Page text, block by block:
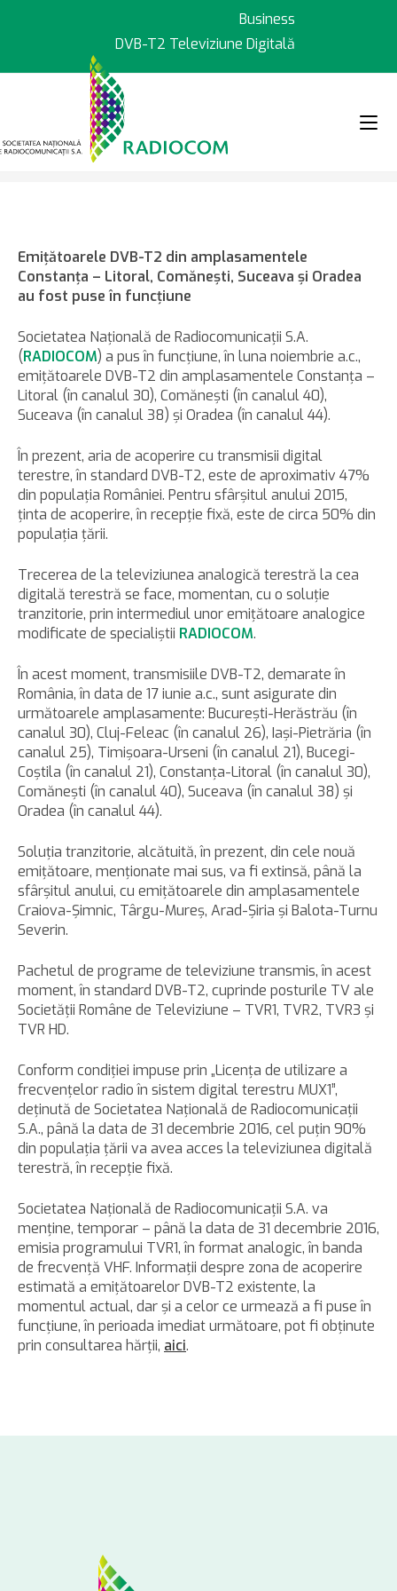
Business
DVB-T2 Televiziune Digitală
> Știri
Emiţătoarele DVB-T2 din amplasamentele
Constanţa – Litoral, Comăneşti, Suceava şi Oradea
au fost puse în funcţiune
Societatea Naţională de Radiocomunicaţii S.A.
(RADIOCOM) a pus în funcţiune, în luna noiembrie a.c.,
emiţătoarele DVB-T2 din amplasamentele Constanţa –
Litoral (în canalul 30), Comăneşti (în canalul 40),
Suceava (în canalul 38) şi Oradea (în canalul 44).
În prezent, aria de acoperire cu transmisii digital
terestre, în standard DVB-T2, este de aproximativ 47%
din populaţia României. Pentru sfârşitul anului 2015,
ţinta de acoperire, în recepţie fixă, este de circa 50% din
populaţia ţării.
Trecerea de la televiziunea analogică terestră la cea
digitală terestră se face, momentan, cu o soluţie
tranzitorie, prin intermediul unor emiţătoare analogice
modificate de specialiştii RADIOCOM.
În acest moment, transmisiile DVB-T2, demarate în
România, în data de 17 iunie a.c., sunt asigurate din
următoarele amplasamente: Bucureşti-Herăstrău (în
canalul 30), Cluj-Feleac (în canalul 26), Iaşi-Pietrăria (în
canalul 25), Timişoara-Urseni (în canalul 21), Bucegi-
Coştila (în canalul 21), Constanţa-Litoral (în canalul 30),
Comăneşti (în canalul 40), Suceava (în canalul 38) şi
Oradea (în canalul 44).
Soluţia tranzitorie, alcătuită, în prezent, din cele nouă
emiţătoare, menţionate mai sus, va fi extinsă, până la
sfârşitul anului, cu emiţătoarele din amplasamentele
Craiova-Şimnic, Târgu-Mureş, Arad-Şiria şi Balota-Turnu
Severin.
Pachetul de programe de televiziune transmis, în acest
moment, în standard DVB-T2, cuprinde posturile TV ale
Societăţii Române de Televiziune – TVR1, TVR2, TVR3 şi
TVR HD.
Conform condiţiei impuse prin „Licenţa de utilizare a
frecvenţelor radio în sistem digital terestru MUX1”,
deţinută de Societatea Naţională de Radiocomunicaţii
S.A., până la data de 31 decembrie 2016, cel puţin 90%
din populaţia ţării va avea acces la televiziunea digitală
terestră, în recepţie fixă.
Societatea Naţională de Radiocomunicaţii S.A. va
menţine, temporar – până la data de 31 decembrie 2016,
emisia programului TVR1, în format analogic, în banda
de frecvenţă VHF. Informaţii despre zona de acoperire
estimată a emiţătoarelor DVB-T2 existente, la
momentul actual, dar şi a celor ce urmează a fi puse în
funcţiune, în perioada imediat următoare, pot fi obţinute
prin consultarea hărţii, aici.